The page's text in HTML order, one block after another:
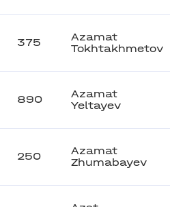
375
Azamat
Tokhtakhmetov
890
Azamat
Yeltayev
250
Azamat
Zhumabayev